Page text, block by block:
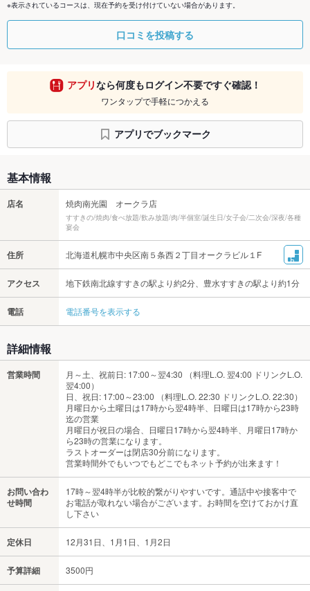
※表示されているコースは、現在予約を受け付けていない場合があります。
口コミを投稿する
アプリなら何度もログイン不要ですぐ確認！
ワンタップで手軽につかえる
アプリでブックマーク
基本情報
店名 焼肉南光園 オークラ店
すすきの/焼肉/食べ放題/飲み放題/肉/半個室/誕生日/女子会/二次会/深夜/各種
宴会
住所 北海道札幌市中央区南５条西２丁目オークラビル１F
アクセス 地下鉄南北線すすきの駅より約2分、豊水すすきの駅より約1分
電話 電話番号を表示する
詳細情報
営業時間
月～土、祝前日: 17:00～翌4:30 （料理L.O. 翌4:00 ドリンクL.O.
翌4:00）
日、祝日: 17:00～23:00 （料理L.O. 22:30 ドリンクL.O. 22:30）
月曜日から土曜日は17時から翌4時半、日曜日は17時から23時
迄の営業
月曜日が祝日の場合、日曜日17時から翌4時半、月曜日17時か
ら23時の営業になります。
ラストオーダーは閉店30分前になります。
営業時間外でもいつでもどこでもネット予約が出来ます！
お問い合わ
せ時間
17時～翌4時半が比較的繋がりやすいです。通話中や接客中で
お電話が取れない場合がございます。お時間を空けておかけ直
し下さい
定休日 12月31日、1月1日、1月2日
予算詳細 3500円